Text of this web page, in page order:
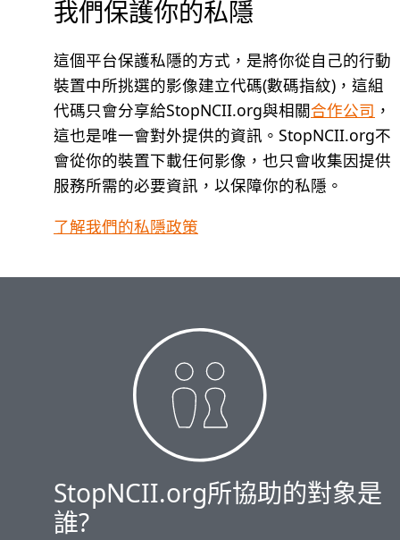
我們保護你的私隱
這個平台保護私隱的方式，是將你從自己的行動
裝置中所挑選的影像建立代碼(數碼指紋)，這組
代碼只會分享給StopNCII.org與相關合作公司 ，
這也是唯一會對外提供的資訊。StopNCII.org不
會從你的裝置下載任何影像，也只會收集因提供
服務所需的必要資訊，以保障你的私隱。
了解我們的私隱政策
StopNCII.org所協助的對象是
誰?